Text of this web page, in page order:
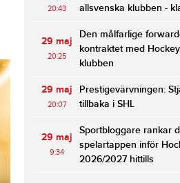
20:43
allsvenska klubben -
29 maj
20:25
Den målfarlige
kontraktet med
klubben
29 maj
20:07
Prestigevärvningen:
tillbaka i SHL
29 maj
9:34
Sportbloggare rankar
spelartappen inför
2026/2027 hittills